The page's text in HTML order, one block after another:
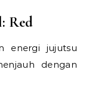
Red
energi jujutsu
dengan